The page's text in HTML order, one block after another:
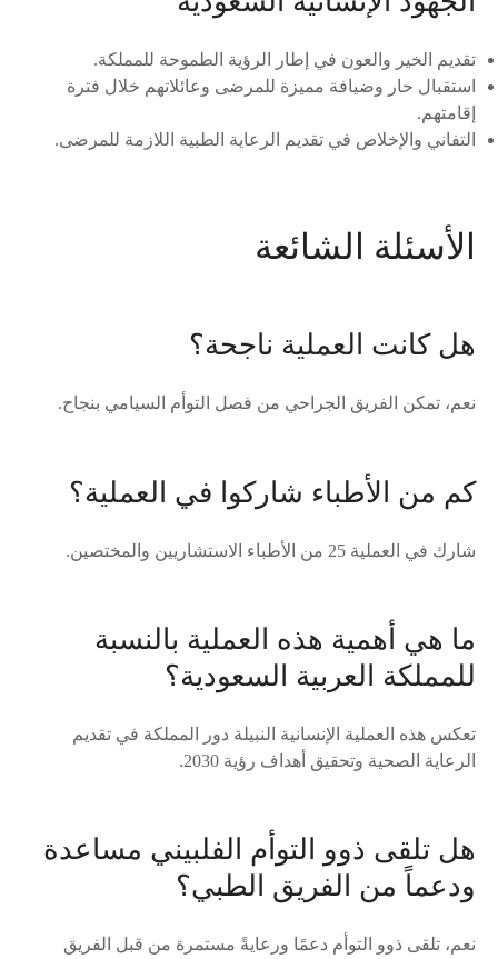
تقديم الخير والعون في إطار الرؤية الطموحة للمملكة.
استقبال حار وضيافة مميزة للمرضى وعائلاتهم خلال فترة
إقامتهم.
التفاني والإخلاص في تقديم الرعاية الطبية اللازمة للمرضى.
الأسئلة الشائعة
هل كانت العملية ناجحة؟
نعم، تمكن الفريق الجراحي من فصل التوأم السيامي بنجاح.
كم من الأطباء شاركوا في العملية؟
شارك في العملية 25 من الأطباء الاستشاريين والمختصين.
ما هي أهمية هذه العملية بالنسبة
للمملكة العربية السعودية؟
تعكس هذه العملية الإنسانية النبيلة دور المملكة في تقديم
الرعاية الصحية وتحقيق أهداف رؤية 2030.
هل تلقى ذوو التوأم الفلبيني مساعدة
ودعماً من الفريق الطبي؟
نعم، تلقى ذوو التوأم دعمًا ورعايةً مستمرة من قبل الفريق